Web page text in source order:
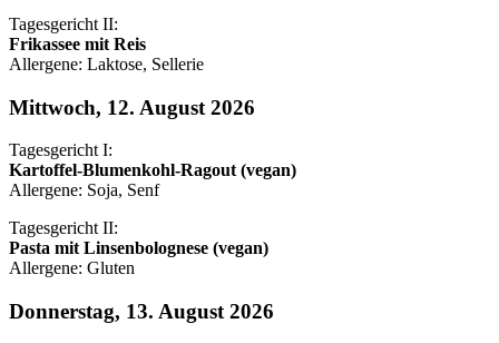
Tagesgericht II:
Frikassee mit Reis
Allergene: Laktose, Sellerie
Mittwoch, 12. August 2026
Tagesgericht I:
Kartoffel-Blumenkohl-Ragout (vegan)
Allergene: Soja, Senf
Tagesgericht II:
Pasta mit Linsenbolognese (vegan)
Allergene: Gluten
Donnerstag, 13. August 2026